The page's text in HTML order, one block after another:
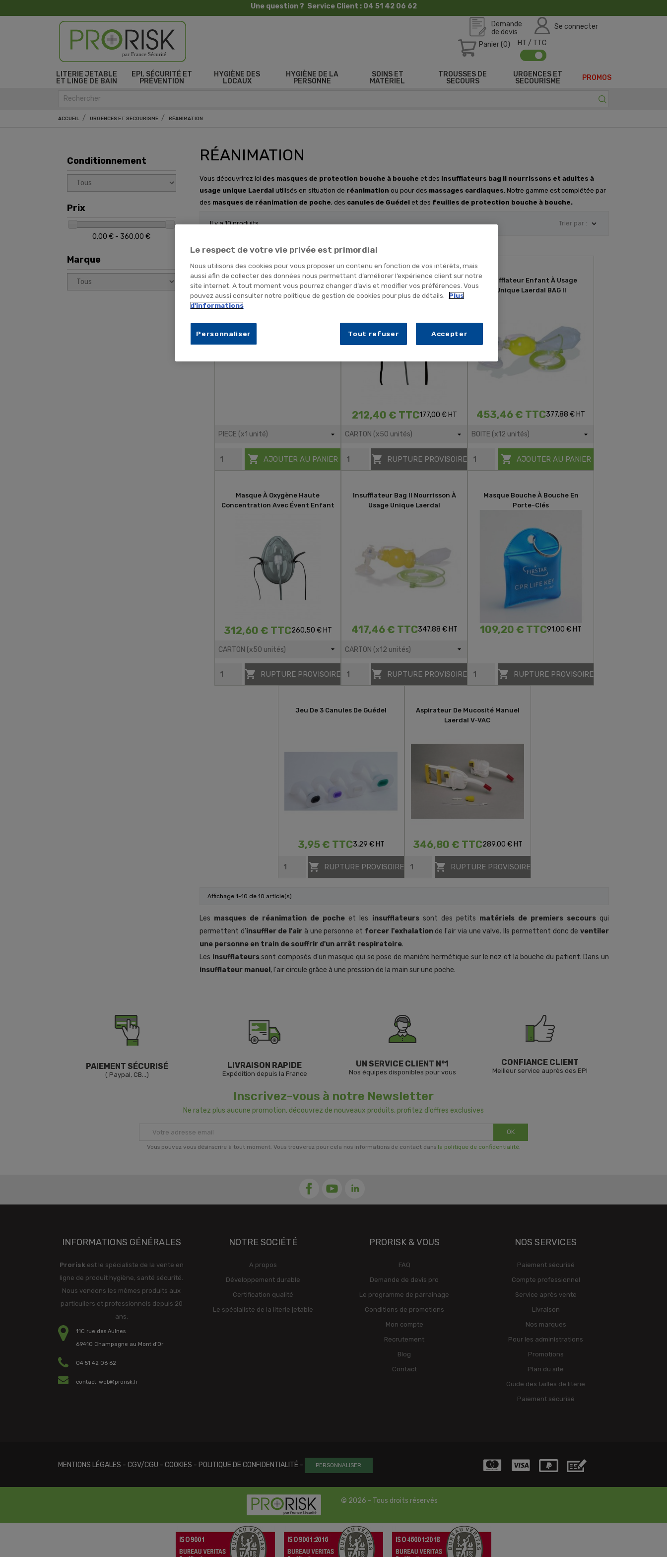
Une question ? Service Client : 04 51 42 06 62
par France Sécurité
Demande
de devis
Se connecter
Panier (0) HT / TTC
LITERIE JETABLE
ET LINGE DE BAIN
EPI, SÉCURITÉ ET
PRÉVENTION
HYGIÈNE DES
LOCAUX
HYGIÈNE DE LA
PERSONNE
SOINS ET
MATÉRIEL
TROUSSES DE
SECOURS
URGENCES ET
SECOURISME
PROMOS
ACCUEIL URGENCES ET SECOURISME RÉANIMATION
Conditionnement
Prix
0,00 € - 360,00 €
Marque
RÉANIMATION
Vous découvrirez ici des masques de protection bouche à bouche et des insufflateurs bag II nourrissons et adultes à
usage unique Laerdal utilisés en situation de réanimation ou pour des massages cardiaques . Notre gamme est complétée par
des masques de réanimation de poche, des canules de Guédel et des feuilles de protection bouche à bouche.
Il y a 10 produits. Trier par : 
MASQUE BOUCHE A BOUCHE
0,50 € TTC 0,42 € HT
 AJOUTER AU PANIER
Masque À Oxygène Haute
Concentration Avec Évent De
Sécurité Adulte
212,40 € TTC177,00 € HT
 RUPTURE PROVISOIRE
Insufflateur Enfant À Usage
Unique Laerdal BAG II
453,46 € TTC377,88 € HT
 AJOUTER AU PANIER
Masque À Oxygène Haute
Concentration Avec Évent Enfant
312,60 € TTC260,50 € HT
 RUPTURE PROVISOIRE
Insufflateur Bag II Nourrisson À
Usage Unique Laerdal
417,46 € TTC347,88 € HT
 RUPTURE PROVISOIRE
Masque Bouche À Bouche En
Porte-Clés
109,20 € TTC91,00 € HT
 RUPTURE PROVISOIRE
Jeu De 3 Canules De Guédel
3,95 € TTC3,29 € HT
 RUPTURE PROVISOIRE
Aspirateur De Mucosité Manuel
Laerdal V-VAC
346,80 € TTC289,00 € HT
 RUPTURE PROVISOIRE
Affichage 1-10 de 10 article(s)
Les masques de réanimation de poche et les insufflateurssont des petits matériels de premiers secoursqui
permettent d'insuffler de l'air à une personne et forcer l'exhalationde l'air via une valve. Ils permettent donc deventiler
une personne en train de souffrir d'un arrêt respiratoire.
Les insufflateurssont composés d'un masque qui se pose de manière hermétique sur le nez et la bouche du patient. Dans un
insufflateur manuel , l'air circule grâce à une pression de la main sur une poche.
PAIEMENT SÉCURISÉ
( Paypal, CB...)
LIVRAISON RAPIDE
Expédition depuis la France
UN SERVICE CLIENT N°1
Nos équipes disponibles pour vous
CONFIANCE CLIENT
Meilleur service auprès des EPI
Inscrivez-vous à notre Newsletter
Ne ratez plus aucune promotion, découvrez de nouveaux produits, profitez d'offres exclusives
OK
Vous pouvez vous désinscrire à tout moment. Vous trouverez pour cela nos informations de contact dans la politique de confidentialité.
INFORMATIONS GÉNÉRALES
Proriskest le spécialiste de la vente en
ligne de produit hygiène, santé sécurité.
Nous vendons les mêmes produits aux
particuliers et professionnels depuis 20
ans.
11C rue des Aulnes
69410 Champagne au Mont d'Or
04 51 42 06 62
contact-web@prorisk.fr
NOTRE SOCIÉTÉ
A propos
Développement durable
Certification qualité
Le spécialiste de la literie jetable
PRORISK & VOUS
FAQ
Demande de devis pro
Le programme de parrainage
Conditions de promotions
Mon compte
Recrutement
Blog
Contact
NOS SERVICES
Paiement sécurisé
Compte professionnel
Service après vente
Livraison
Nos marques
Pour les administrations
Promotions
Plan du site
Guide des tailles de literie
Paiement sécurisé
MENTIONS LÉGALES - CGV/CGU - COOKIES - POLITIQUE DE CONFIDENTIALITÉ - PERSONNALISER
© 2026 - Tous droits réservés
Le respect de votre vie privée est primordial
Nous utilisons des cookies pour vous proposer un contenu en fonction de vos intérêts, mais
aussi afin de collecter des données nous permettant d’améliorer l’expérience client sur notre
site internet. A tout moment vous pourrez changer d’avis et modifier vos préférences. Vous
pouvez aussi consulter notre politique de gestion de cookies pour plus de détails.
Plus
d'informations
Personnaliser Tout refuser Accepter